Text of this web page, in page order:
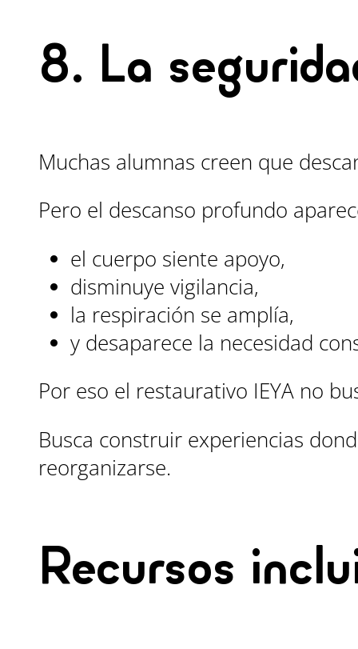
8. La
Muchas alumnas creen que
Pero el descanso profundo
el cuerpo siente apoyo,
disminuye vigilancia,
la respiración se amplía,
y desaparece la necesidad
Por eso el restaurativo IEYA no
Busca construir experiencias
reorganizarse.
Recursos